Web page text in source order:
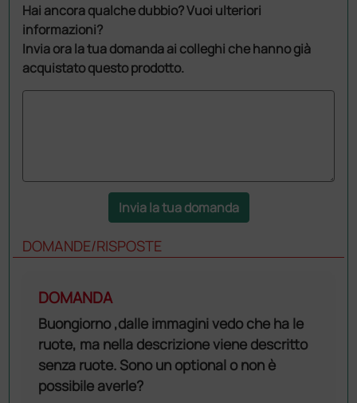
Hai ancora qualche dubbio? Vuoi ulteriori
informazioni?
Invia ora la tua domanda ai colleghi che hanno già
acquistato questo prodotto.
Invia la tua domanda
DOMANDE/RISPOSTE
DOMANDA
Buongiorno ,dalle immagini vedo che ha le
ruote, ma nella descrizione viene descritto
senza ruote. Sono un optional o non è
possibile averle?